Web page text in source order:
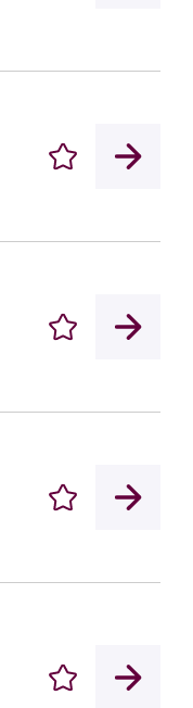
Enregistrer
Enregistrer
Enregistrer
Enregistrer